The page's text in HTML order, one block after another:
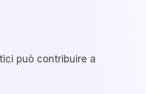
può contribuire a